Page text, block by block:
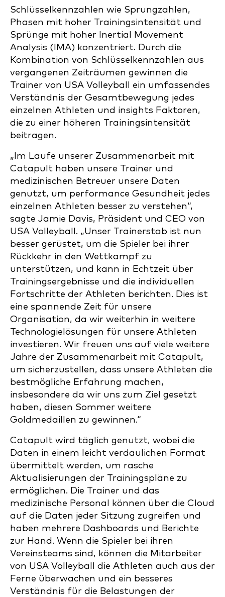
Schlüsselkennzahlen wie Sprungzahlen,
Phasen mit hoher Trainingsintensität und
Sprünge mit hoher Inertial Movement
Analysis (IMA) konzentriert. Durch die
Kombination von Schlüsselkennzahlen aus
vergangenen Zeiträumen gewinnen die
Trainer von USA Volleyball ein umfassendes
Verständnis der Gesamtbewegung jedes
einzelnen Athleten und insights Faktoren,
die zu einer höheren Trainingsintensität
beitragen.
„Im Laufe unserer Zusammenarbeit mit
Catapult haben unsere Trainer und
medizinischen Betreuer unsere Daten
genutzt, um performance Gesundheit jedes
einzelnen Athleten besser zu verstehen“,
sagte Jamie Davis, Präsident und CEO von
USA Volleyball. „Unser Trainerstab ist nun
besser gerüstet, um die Spieler bei ihrer
Rückkehr in den Wettkampf zu
unterstützen, und kann in Echtzeit über
Trainingsergebnisse und die individuellen
Fortschritte der Athleten berichten. Dies ist
eine spannende Zeit für unsere
Organisation, da wir weiterhin in weitere
Technologielösungen für unsere Athleten
investieren. Wir freuen uns auf viele weitere
Jahre der Zusammenarbeit mit Catapult,
um sicherzustellen, dass unsere Athleten die
bestmögliche Erfahrung machen,
insbesondere da wir uns zum Ziel gesetzt
haben, diesen Sommer weitere
Goldmedaillen zu gewinnen.“
Catapult wird täglich genutzt, wobei die
Daten in einem leicht verdaulichen Format
übermittelt werden, um rasche
Aktualisierungen der Trainingspläne zu
ermöglichen. Die Trainer und das
medizinische Personal können über die Cloud
auf die Daten jeder Sitzung zugreifen und
haben mehrere Dashboards und Berichte
zur Hand. Wenn die Spieler bei ihren
Vereinsteams sind, können die Mitarbeiter
von USA Volleyball die Athleten auch aus der
Ferne überwachen und ein besseres
Verständnis für die Belastungen der